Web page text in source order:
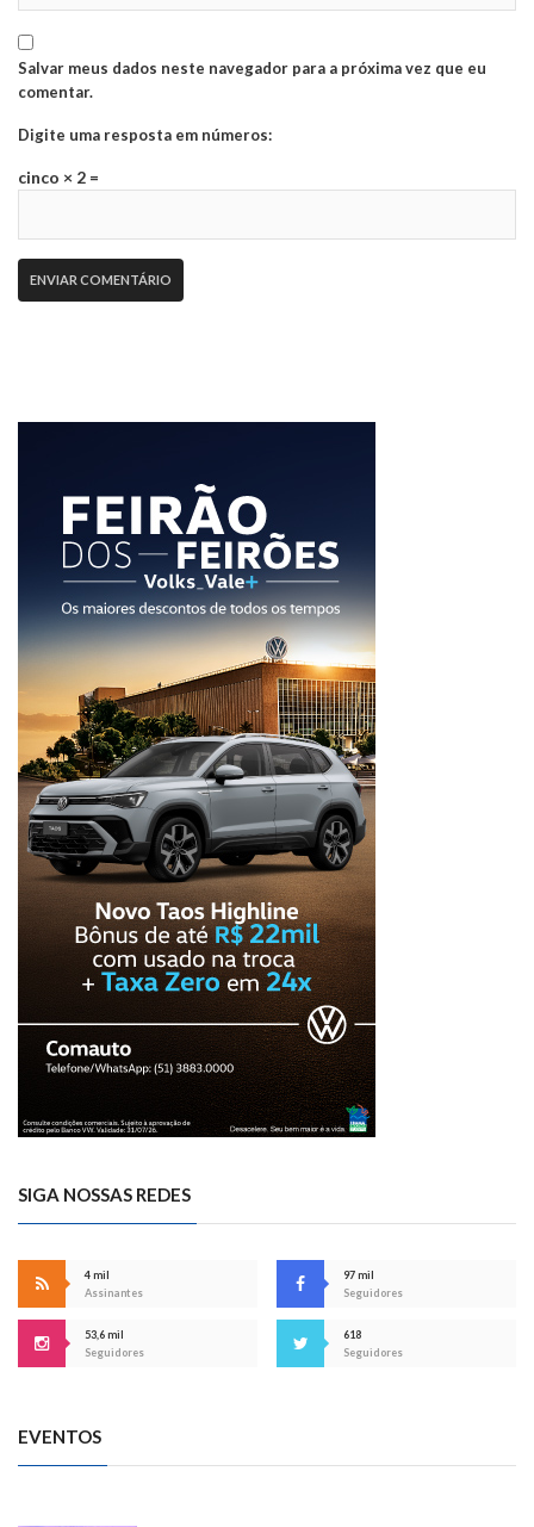
Salvar meus dados neste navegador para a próxima vez que eu
comentar.
Digite uma resposta em números:
cinco × 2 =
SIGA NOSSAS REDES
4 mil
Assinantes
97 mil
Seguidores
53,6 mil
Seguidores
618
Seguidores
EVENTOS